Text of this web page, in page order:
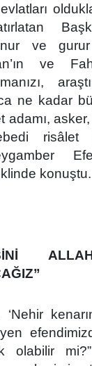
onur ve
ve
ne kadar
adamı,
risâlet
konuştu.
‘Nehir
olabilir